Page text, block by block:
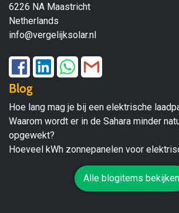
6226 NA Maastricht
Netherlands
info@vergelijksolar.nl
Blog
Hoe lang mag je bij een elektrische
Waarom wordt er in de Sahara minder
opgewekt?
Hoeveel kWh zonnepanelen voor
Alle blogitems bekijken